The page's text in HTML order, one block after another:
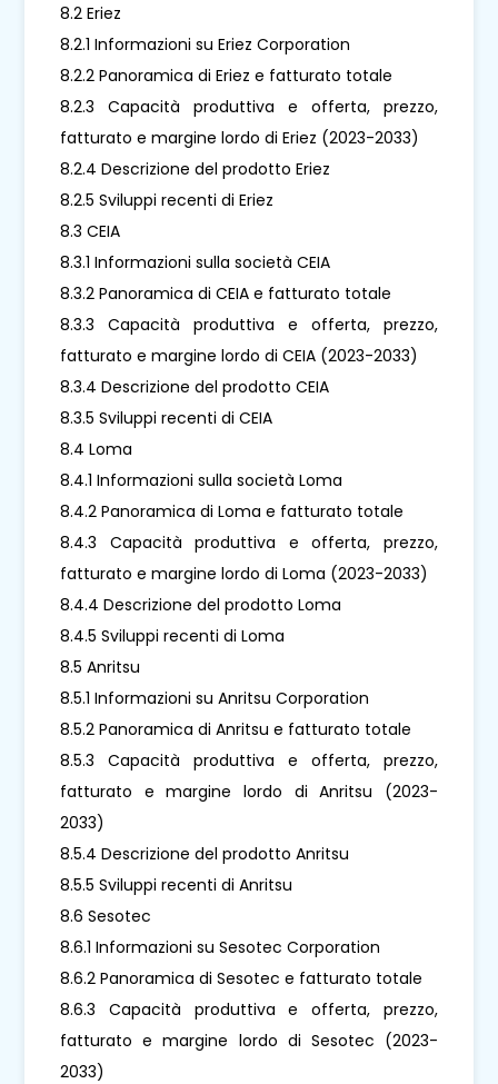
8.2 Eriez
8.2.1 Informazioni su Eriez Corporation
8.2.2 Panoramica di Eriez e fatturato totale
8.2.3 Capacità produttiva e offerta, prezzo,
fatturato e margine lordo di Eriez (2023-2033)
8.2.4 Descrizione del prodotto Eriez
8.2.5 Sviluppi recenti di Eriez
8.3 CEIA
8.3.1 Informazioni sulla società CEIA
8.3.2 Panoramica di CEIA e fatturato totale
8.3.3 Capacità produttiva e offerta, prezzo,
fatturato e margine lordo di CEIA (2023-2033)
8.3.4 Descrizione del prodotto CEIA
8.3.5 Sviluppi recenti di CEIA
8.4 Loma
8.4.1 Informazioni sulla società Loma
8.4.2 Panoramica di Loma e fatturato totale
8.4.3 Capacità produttiva e offerta, prezzo,
fatturato e margine lordo di Loma (2023-2033)
8.4.4 Descrizione del prodotto Loma
8.4.5 Sviluppi recenti di Loma
8.5 Anritsu
8.5.1 Informazioni su Anritsu Corporation
8.5.2 Panoramica di Anritsu e fatturato totale
8.5.3 Capacità produttiva e offerta, prezzo,
fatturato e margine lordo di Anritsu (2023-
2033)
8.5.4 Descrizione del prodotto Anritsu
8.5.5 Sviluppi recenti di Anritsu
8.6 Sesotec
8.6.1 Informazioni su Sesotec Corporation
8.6.2 Panoramica di Sesotec e fatturato totale
8.6.3 Capacità produttiva e offerta, prezzo,
fatturato e margine lordo di Sesotec (2023-
2033)